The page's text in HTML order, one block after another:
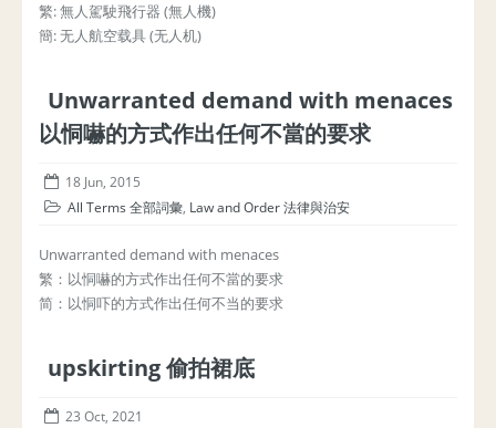
繁: 無人駕駛飛行器 (無人機)
簡: 无人航空载具 (无人机)
Unwarranted demand with menaces
以恫嚇的方式作出任何不當的要求
18 Jun, 2015
All Terms 全部詞彙, Law and Order 法律與治安
Unwarranted demand with menaces
繁：以恫嚇的方式作出任何不當的要求
简：以恫吓的方式作出任何不当的要求
upskirting 偷拍裙底
23 Oct, 2021